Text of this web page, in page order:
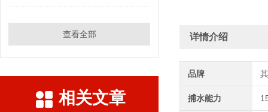
查看全部
相关文章
详情介绍
品牌
捕水能力